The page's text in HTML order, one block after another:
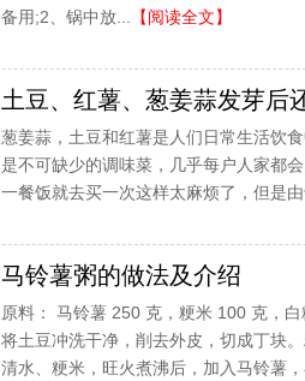
备用;2、锅中放...
【阅读全文】
土豆、红薯、葱姜蒜发芽后
葱姜蒜，土豆和红薯是人们日常生活饮
是不可缺少的调味菜，几乎每户人家都
一餐饭就去买一次这样太麻烦了，但是
马铃薯粥的做法及介绍
原料： 马铃薯 250 克，粳米 100 克，
将土豆冲洗干净，削去外皮，切成丁块
清水、粳米，旺火煮沸后，加入马铃薯